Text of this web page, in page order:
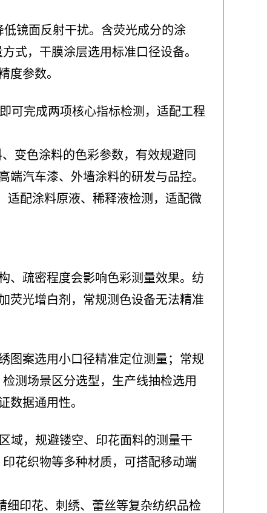
低镜面反射干扰。含荧光成分的涂
式，干膜涂层选用标准口径设备。
度参数。
可完成两项核心指标检测，适配工程
变色涂料的色彩参数，有效规避同
汽车漆、外墙涂料的研发与品控。
适配涂料原液、稀释液检测，适配微
、疏密程度会影响色彩测量效果。纺
荧光增白剂，常规测色设备无法精准
图案选用小口径精准定位测量；常规
测场景区分选型，生产线抽检选用
数据通用性。
域，规避镂空、印花面料的测量干
花织物等多种材质，可搭配移动端
细印花、刺绣、蕾丝等复杂纺织品检